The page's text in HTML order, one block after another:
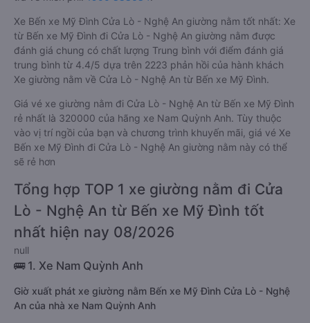
Xe Bến xe Mỹ Đình Cửa Lò - Nghệ An giường nằm tốt nhất: Xe
từ Bến xe Mỹ Đình đi Cửa Lò - Nghệ An giường nằm được
đánh giá chung có chất lượng Trung bình với điểm đánh giá
trung bình từ 4.4/5 dựa trên 2223 phản hồi của hành khách
Xe giường nằm về Cửa Lò - Nghệ An từ Bến xe Mỹ Đình.
Giá vé xe giường nằm đi Cửa Lò - Nghệ An từ Bến xe Mỹ Đình
rẻ nhất là 320000 của hãng xe Nam Quỳnh Anh. Tùy thuộc
vào vị trí ngồi của bạn và chương trình khuyến mãi, giá vé Xe
Bến xe Mỹ Đình đi Cửa Lò - Nghệ An giường nằm này có thể
sẽ rẻ hơn
Tổng hợp TOP 1 xe giường nằm đi Cửa
Lò - Nghệ An từ Bến xe Mỹ Đình tốt
nhất hiện nay 08/2026
null
🚌 1. Xe Nam Quỳnh Anh
Giờ xuất phát xe giường nằm Bến xe Mỹ Đình Cửa Lò - Nghệ
An của nhà xe Nam Quỳnh Anh